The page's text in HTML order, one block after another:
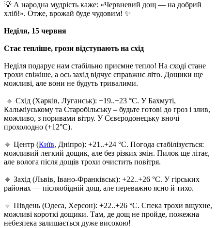
💡 А народна мудрість каже: «Червневий дощ — на добрий
хліб!». Отже, врожай буде чудовим! ✨
Неділя, 15 червня
Стає тепліше, грози відступають на схід
Неділя подарує нам стабільно приємне тепло! На сході стане
трохи свіжіше, а ось захід відчує справжнє літо. Дощики ще
можливі, але вони не будуть тривалими.
🔹 Схід (Харків, Луганськ): +19..+23 °C. У Бахмуті,
Кальміуському та Старобільську – будьте готові до гроз і злив,
можливо, з поривами вітру. У Сєвєродонецьку вночі
прохолодно (+12°C).
🔹 Центр (Київ, Дніпро): +21..+24 °C. Погода стабілізується:
можливий легкий дощик, але без різких змін. Пилок ще літає,
але волога після дощів трохи очистить повітря.
🔹 Захід (Львів, Івано-Франківськ): +22..+26 °C. У гірських
районах — післяобідній дощ, але переважно ясно й тихо.
🔹 Південь (Одеса, Херсон): +22..+26 °C. Спека трохи вщухне,
можливі короткі дощики. Там, де дощ не пройде, пожежна
небезпека залишається дуже високою!